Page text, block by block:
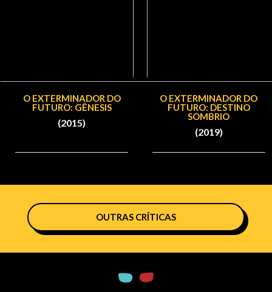
O EXTERMINADOR DO
FUTURO: GÊNESIS
(2015)
O EXTERMINADOR DO
FUTURO: DESTINO
SOMBRIO
(2019)
OUTRAS CRÍTICAS